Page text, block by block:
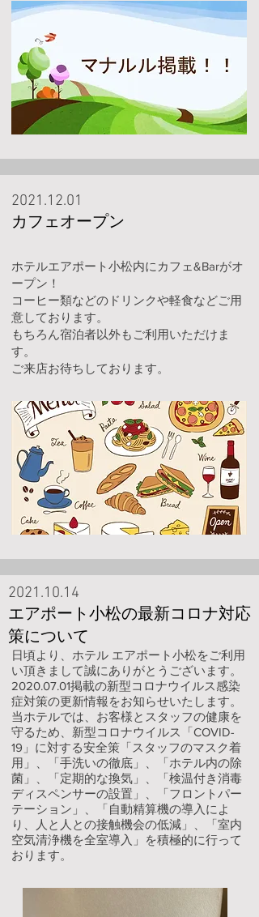
2021.12.01
カフェオープン
ホテルエアポート小松内にカフェ&Barがオ
ープン！
コーヒー類などのドリンクや軽食などご用
意しております。
もちろん宿泊者以外もご利用いただけま
す。
ご来店お待ちしております。
2021.10.14
エアポート小松の最新コロナ対応
策について
日頃より、ホテル エアポート小松をご利用
い頂きまして誠にありがとうございます。
2020.07.01掲載の新型コロナウイルス感染
症対策の更新情報をお知らせいたします。
当ホテルでは、お客様とスタッフの健康を
守るため、新型コロナウイルス「COVID-
19」に対する安全策「スタッフのマスク着
用」、「手洗いの徹底」、「ホテル内の除
菌」、「定期的な換気」、「検温付き消毒
ディスペンサーの設置」、「フロントパー
テーション」、「自動精算機の導入によ
り、人と人との接触機会の低減」、「室内
空気清浄機を全室導入」を積極的に行って
おります。